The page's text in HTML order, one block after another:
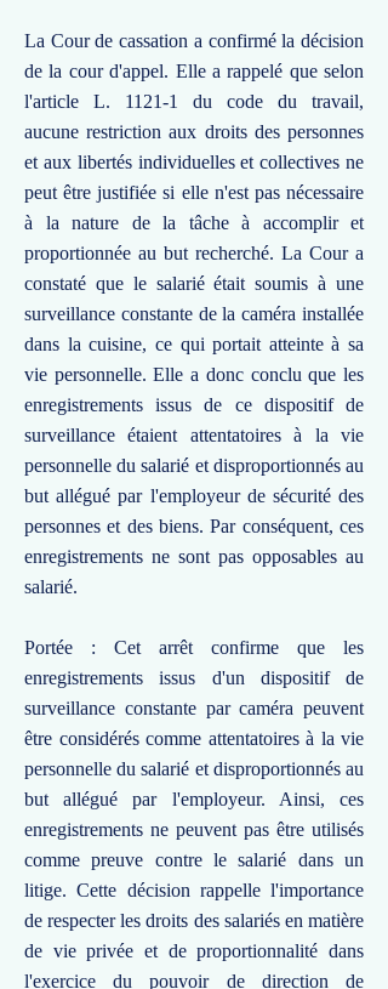
La Cour de cassation a confirmé la décision
de la cour d'appel. Elle a rappelé que selon
l'article L. 1121-1 du code du travail,
aucune restriction aux droits des personnes
et aux libertés individuelles et collectives ne
peut être justifiée si elle n'est pas nécessaire
à la nature de la tâche à accomplir et
proportionnée au but recherché. La Cour a
constaté que le salarié était soumis à une
surveillance constante de la caméra installée
dans la cuisine, ce qui portait atteinte à sa
vie personnelle. Elle a donc conclu que les
enregistrements issus de ce dispositif de
surveillance étaient attentatoires à la vie
personnelle du salarié et disproportionnés au
but allégué par l'employeur de sécurité des
personnes et des biens. Par conséquent, ces
enregistrements ne sont pas opposables au
salarié.
Portée : Cet arrêt confirme que les
enregistrements issus d'un dispositif de
surveillance constante par caméra peuvent
être considérés comme attentatoires à la vie
personnelle du salarié et disproportionnés au
but allégué par l'employeur. Ainsi, ces
enregistrements ne peuvent pas être utilisés
comme preuve contre le salarié dans un
litige. Cette décision rappelle l'importance
de respecter les droits des salariés en matière
de vie privée et de proportionnalité dans
l'exercice du pouvoir de direction de